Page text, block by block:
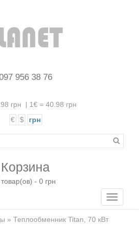
956 38 76
грн | 1€ = 40.98 грн
€
$ грн
Корзина
- 0 грн
Toggle
» Теплообменник Titan, 70 кВт